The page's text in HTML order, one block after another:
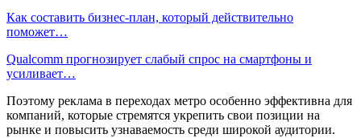
Как составить бизнес-план, который действительно
поможет…
Qualcomm прогнозирует слабый спрос на смартфоны и
усиливает…
Поэтому реклама в переходах метро особенно эффективна для
компаний, которые стремятся укрепить свои позиции на
рынке и повысить узнаваемость среди широкой аудитории.